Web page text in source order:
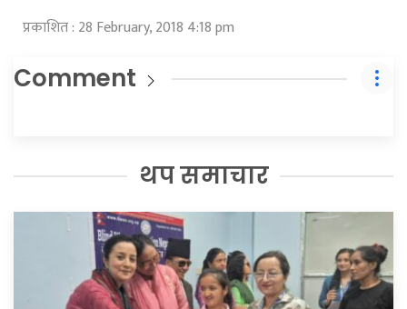
प्रकाशित : 28 February, 2018 4:18 pm
Comment
थप समाचार